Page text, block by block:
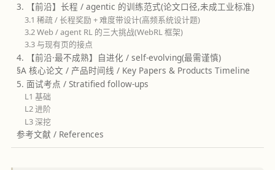
3. 【前沿】长程 / agentic 的训练范式(论文口径,未成工业标准)
3.1 稀疏 / 长程奖励 + 难度带设计(高频系统设计题)
3.2 Web / agent RL 的三大挑战(WebRL 框架)
3.3 与现有页的接点
4. 【前沿·最不成熟】自进化 / self-evolving(最需谨慎)
§A 核心论文 / 产品时间线 / Key Papers & Products Timeline
5. 面试考点 / Stratified follow-ups
L1 基础
L2 进阶
L3 深挖
参考文献 / References